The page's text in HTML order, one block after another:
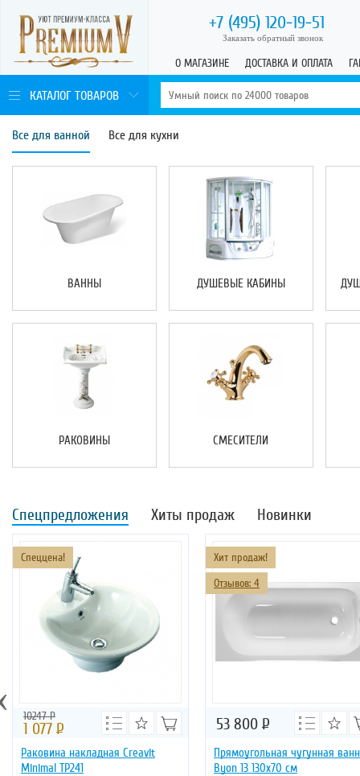
+7 (495) 120-19-51
Заказать обратный звонок
О МАГАЗИНЕ ДОСТАВКА И ОПЛАТА
КАТАЛОГ ТОВАРОВ
Все для ванной Все для кухни
ВАННЫ ДУШЕВЫЕ КАБИНЫ
РАКОВИНЫ СМЕСИТЕЛИ
Спецпредложения Хиты продаж Новинки
Спеццена!
Раковина накладная Creavit
Minimal TP241
10247 Р
1 077 Р
Хит продаж!
Отзывов: 4
Прямоугольная чугунная
Byon 13 130x70 см
53 800 Р